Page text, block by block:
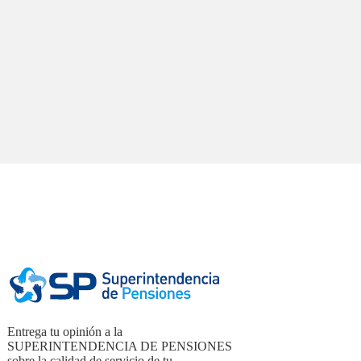
Entrega tu opinión a la
SUPERINTENDENCIA DE PENSIONES